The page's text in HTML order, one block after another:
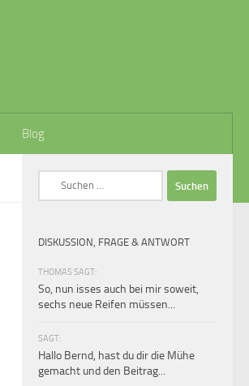
Blog
DISKUSSION, FRAGE & ANTWORT
THOMAS SAGT:
So, nun isses auch bei mir soweit,
sechs neue Reifen müssen...
SAGT:
Hallo Bernd, hast du dir die Mühe
gemacht und den Beitrag...